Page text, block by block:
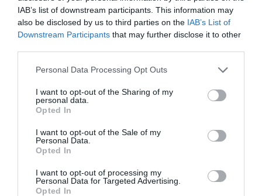
IAB’s list of downstream participants. This information may
also be disclosed by us to third parties on the IAB’s List of
Downstream Participants that may further disclose it to other
Personal Data Processing Opt Outs
I want to opt-out of the Sharing of my
personal data.
Opted In
I want to opt-out of the Sale of my
Personal Data.
Opted In
I want to opt-out of processing my
Personal Data for Targeted Advertising.
Opted In
PARTAGER L'ARTICLE
FacebookTwitter PinterestLinkedIn